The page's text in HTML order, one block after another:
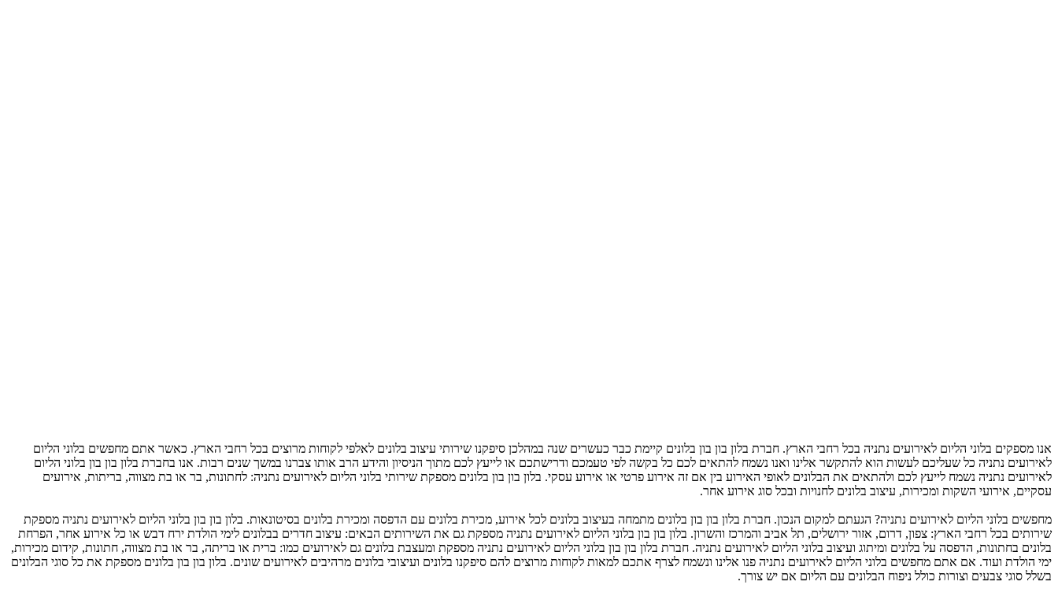
אנו מספקים בלוני הליום לאירועים נתניה בכל רחבי הארץ. חברת בלון בון בון בלונים קיימת כבר כעשרים שנה במהלכן סיפקנו שירותי עיצוב בלונים לאלפי לקוחות מרוצים בכל רחבי הארץ. כאשר אתם מחפשים בלוני הליום
לאירועים נתניה כל שעליכם לעשות הוא להתקשר אלינו ואנו נשמח להתאים לכם כל בקשה לפי טעמכם ודרישתכם או לייעץ לכם מתוך הניסיון והידע הרב אותו צברנו במשך שנים רבות. אנו בחברת בלון בון בון בלוני הליום
לאירועים נתניה נשמח לייעץ לכם ולהתאים את הבלונים לאופי האירוע בין אם זה אירוע פרטי או אירוע עסקי. בלון בון בון בלונים מספקת שירותי בלוני הליום לאירועים נתניה: לחתונות, בר או בת מצווה, בריתות, אירועים
עסקיים, אירועי השקות ומכירות, עיצוב בלונים לחנויות ובכל סוג אירוע אחר.
מחפשים בלוני הליום לאירועים נתניה? הגעתם למקום הנכון. חברת בלון בון בון בלונים מתמחה בעיצוב בלונים לכל אירוע, מכירת בלונים עם הדפסה ומכירת בלונים בסיטונאות. בלון בון בון בלוני הליום לאירועים נתניה מספקת
שירותים בכל רחבי הארץ: צפון, דרום, אזור ירושלים, תל אביב והמרכז והשרון. בלון בון בון בלוני הליום לאירועים נתניה מספקת גם את השירותים הבאים: עיצוב חדרים בבלונים לימי הולדת ירח דבש או כל אירוע אחר, הפרחת
בלונים בחתונות, הדפסה על בלונים ומיתוג ועיצוב בלוני הליום לאירועים נתניה. חברת בלון בון בון בלוני הליום לאירועים נתניה מספקת ומעצבת בלונים גם לאירועים כמו: ברית או בריתה, בר או בת מצווה, חתונות, קידום מכירות,
ימי הולדת ועוד. אם אתם מחפשים בלוני הליום לאירועים נתניה פנו אלינו ונשמח לצרף אתכם למאות לקוחות מרוצים להם סיפקנו בלונים ועיצובי בלונים מרהיבים לאירועים שונים. בלון בון בון בלונים מספקת את כל סוגי הבלונים
בשלל סוגי צבעים וצורות כולל ניפוח הבלונים עם הליום אם יש צורך.